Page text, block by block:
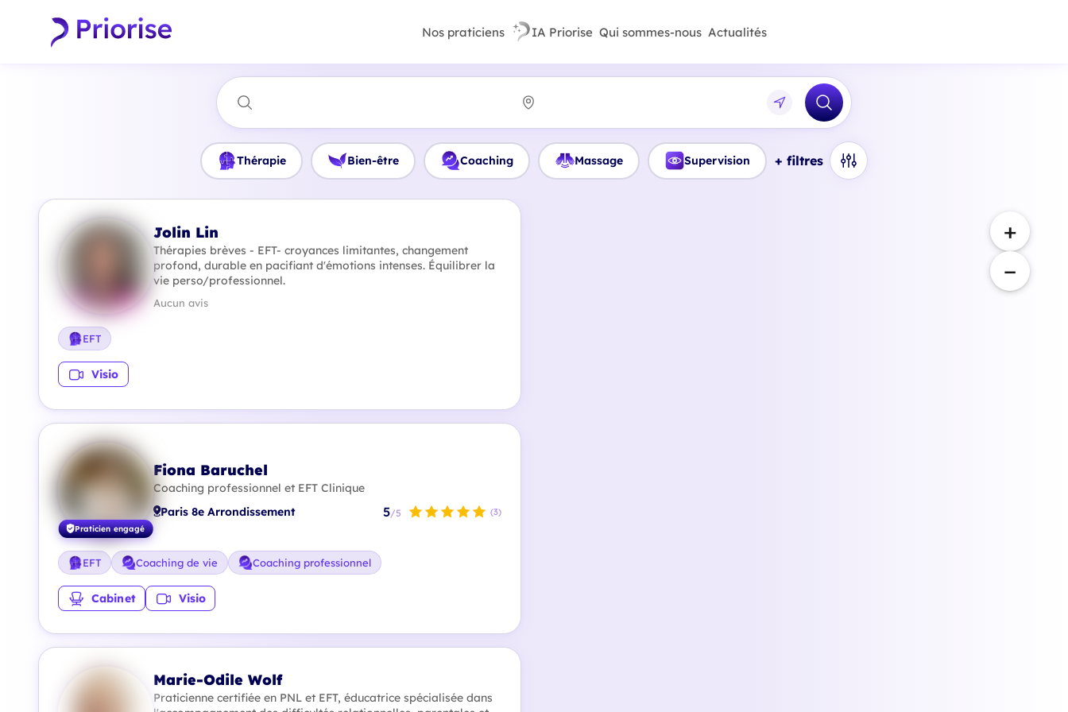
Nos praticiens IA Priorise Qui sommes-nous Actualités
Thérapie Bien-être Coaching Massage Supervision + filtres
Jolin Lin
Thérapies brèves - EFT- croyances limitantes, changement
profond, durable en pacifiant d'émotions intenses. Équilibrer la
vie perso/professionnel.
Aucun avis
EFT
Visio
Praticien engagé
Fiona Baruchel
Coaching professionnel et EFT Clinique
Paris 8e Arrondissement 5/5 (3)
EFT Coaching de vie Coaching professionnel
Cabinet Visio
Marie-Odile Wolf
Praticienne certifiée en PNL et EFT, éducatrice spécialisée dans
+
−